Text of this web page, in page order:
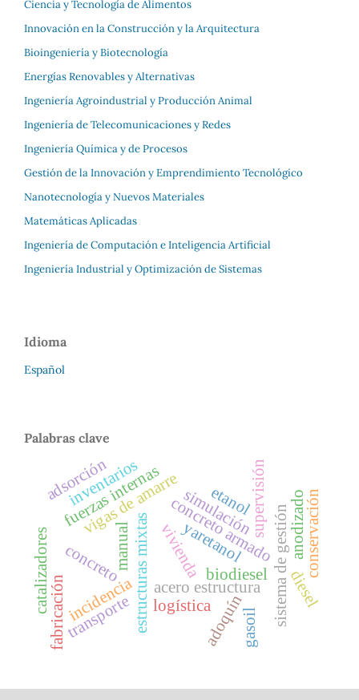
Ciencia y Tecnología de Alimentos
Innovación en la Construcción y la Arquitectura
Bioingeniería y Biotecnología
Energías Renovables y Alternativas
Ingeniería Agroindustrial y Producción Animal
Ingeniería de Telecomunicaciones y Redes
Ingeniería Química y de Procesos
Gestión de la Innovación y Emprendimiento Tecnológico
Nanotecnología y Nuevos Materiales
Matemáticas Aplicadas
Ingeniería de Computación e Inteligencia Artificial
Ingeniería Industrial y Optimización de Sistemas
Idioma
Español
Palabras clave
estructuras mixtas concreto armado
acero estructura
incidencia
vigas de amarre
fuerzas internas
sistema de gestión
supervisión
vivienda
manual
adoquín
concreto
fabricación logística
inventarios
transporte
biodiesel
simulación
yaretanol
catalizadores
etanol
adsorción
gasoil
diesel
conservación
anodizado